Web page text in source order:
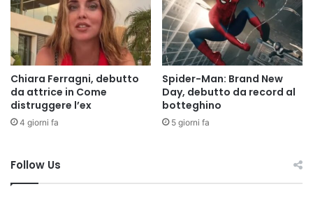
Chiara Ferragni, debutto
da attrice in Come
distruggere l’ex
4 giorni fa
Spider-Man: Brand New
Day, debutto da record al
botteghino
5 giorni fa
Follow Us